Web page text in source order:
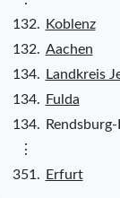
132.
Koblenz
132. Aachen
134.
Landkreis
134.
Fulda
134.
⋮
351.
Erfurt